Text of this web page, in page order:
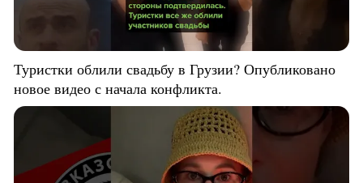
Туристки облили свадьбу в Грузии? Опубликовано
новое видео с начала конфликта.